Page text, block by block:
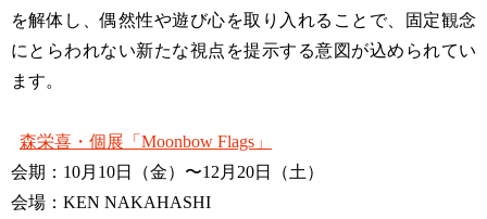
を解体し、偶然性や遊び心を取り入れることで、固定観念
にとらわれない新たな視点を提示する意図が込められてい
ます。
森栄喜・個展「Moonbow Flags」
会期：10月10日（金）〜12月20日（土）
会場：KEN NAKAHASHI